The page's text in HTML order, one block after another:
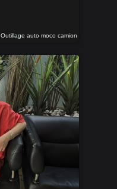
Outillage auto moco camion